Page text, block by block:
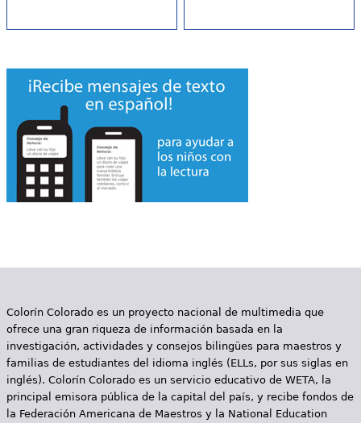
Colorín Colorado es un proyecto nacional de multimedia que
ofrece una gran riqueza de información basada en la
investigación, actividades y consejos bilingües para maestros y
familias de estudiantes del idioma inglés (ELLs, por sus siglas en
inglés). Colorín Colorado es un servicio educativo de WETA, la
principal emisora pública de la capital del país, y recibe fondos de
la Federación Americana de Maestros y la National Education